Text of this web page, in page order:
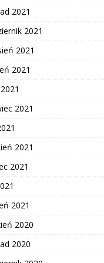
2021
2021
2021
2021
2021
2021
2021
2021
2020
2020